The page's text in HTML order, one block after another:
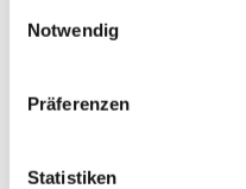
Notwendig
Präferenzen
Statistiken